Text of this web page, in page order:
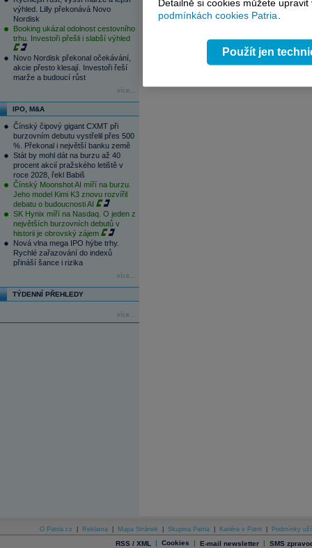
výhled. Lilly překonává Novo
Nordisk
Booking ukázal odolnost cestovního
trhu. Investoři přešli i slabší výhled
Novo Nordisk překonal očekávání,
akcie přesto klesají. Investoři řeší
marže a budoucí růst
více...
IPO, M&A
Čínský čipový gigant CXMT při
burzovním debutu vystřelil přes 500
%. Překonal i největší banku země
Stát by mohl dát na burzu až 40
procent akcií pražského letiště v
roce 2028, řekl Babiš
Čínský Moonshot AI míří na burzu.
Jeho model Kimi K3 znovu rozvířil
debatu o budoucnosti AI
SK Hynix míří na Nasdaq. O jeden z
největších burzovních debutů v
historii je obrovský zájem
Nová vlna mega IPO hýbe trhy.
Rychlé zařazování do indexů
přináší šance i rizika
více...
TÝDENNÍ PŘEHLEDY
více...
06.08.2026
15:57 ČNB ve vyčkávacím režimu, zvýšení
O Patria.cz Reklama Mapa Stránek Skupina Patria Kariéra v Patrii Podmínky
RSS / XML | Cookies | E-mail newsletter | SMS
Detailně si cookies můžete
podmínkách cookies Patria.
Použít jen